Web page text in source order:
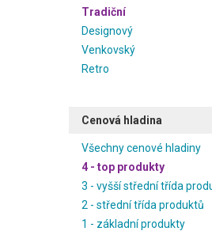
Tradiční
Designový
Venkovský
Retro
Cenová hladina
Všechny cenové hladiny
4 - top produkty
3 - vyšší střední třída
2 - střední třída produktů
1 - základní produkty